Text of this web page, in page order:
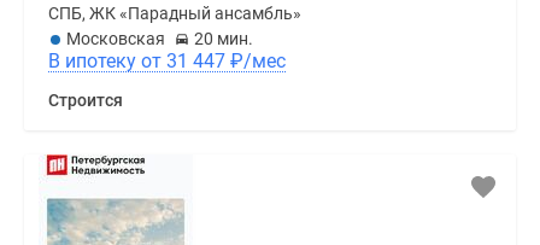
СПБ, ЖК «Парадный ансамбль»
Московская
20 мин.
В ипотеку от 31 447 ₽/мес
Строится